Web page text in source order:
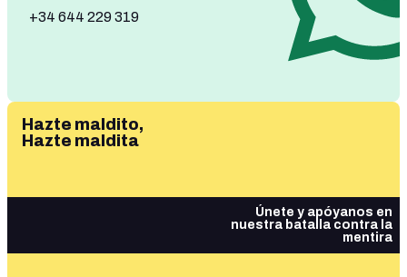
+34 644 229 319
Hazte maldito,
Hazte maldita
Únete y apóyanos en
nuestra batalla contra la
mentira